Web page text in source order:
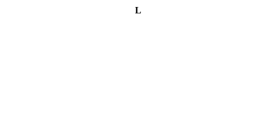
Llunes